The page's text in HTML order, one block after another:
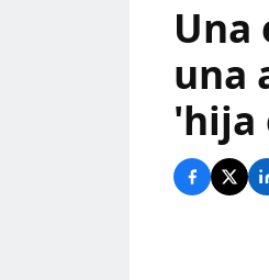
Una
una
'hija